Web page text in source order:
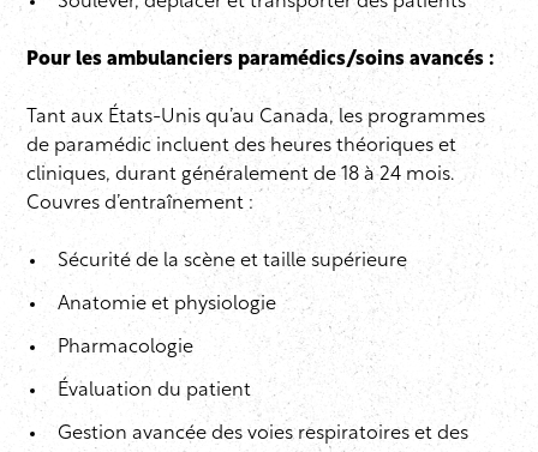
Pour les ambulanciers paramédics/soins avancés :
Tant aux États-Unis qu’au Canada, les programmes
de paramédic incluent des heures théoriques et
cliniques, durant généralement de 18 à 24 mois.
Couvres d’entraînement :
Sécurité de la scène et taille supérieure
Anatomie et physiologie
Pharmacologie
Évaluation du patient
Gestion avancée des voies respiratoires et des